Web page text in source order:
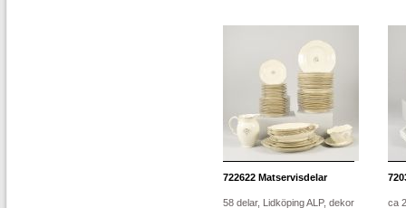
722622 Matservisdelar
58 delar, Lidköping ALP, dekor
ca